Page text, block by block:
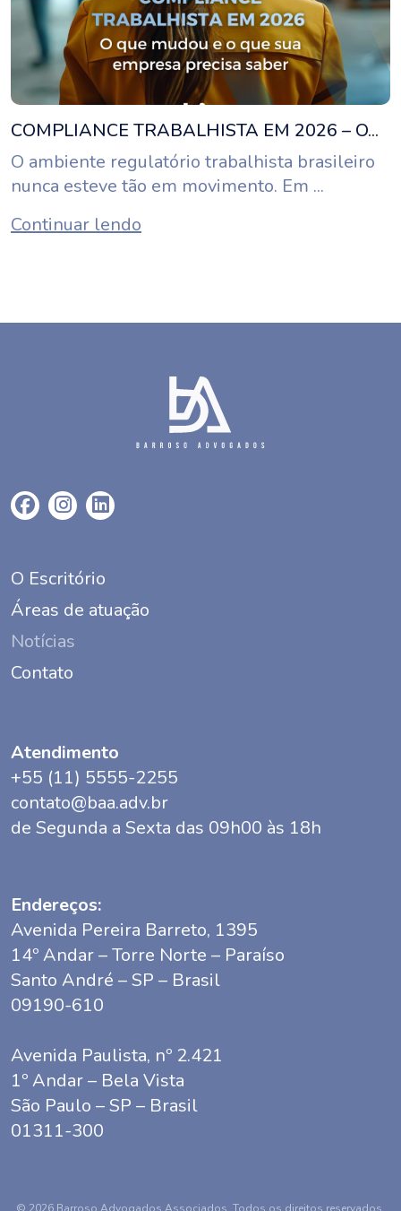
COMPLIANCE TRABALHISTA EM 2026 – O...
O ambiente regulatório trabalhista brasileiro
nunca esteve tão em movimento. Em ...
Continuar lendo
O Escritório
Áreas de atuação
Notícias
Contato
Atendimento
+55 (11) 5555-2255
contato@baa.adv.br
de Segunda a Sexta das 09h00 às 18h
Endereços:
Avenida Pereira Barreto, 1395
14º Andar – Torre Norte – Paraíso
Santo André – SP – Brasil
09190-610
Avenida Paulista, nº 2.421
1º Andar – Bela Vista
São Paulo – SP – Brasil
01311-300